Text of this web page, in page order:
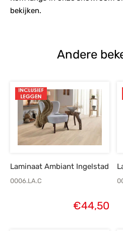
bekijken.
Andere
Laminaat Ambiant Ingelstad
0006.LA.C
€44,50